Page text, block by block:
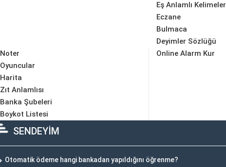
Eş Anlamlı Kelimeler
Eczane
Bulmaca
Deyimler Sözlüğü
Noter
Oyuncular
Harita
Zıt Anlamlısı
Banka Şubeleri
Boykot Listesi
Online Alarm Kur
SENDEYİM
Otomatik ödeme hangi bankadan yapıldığını öğrenme?